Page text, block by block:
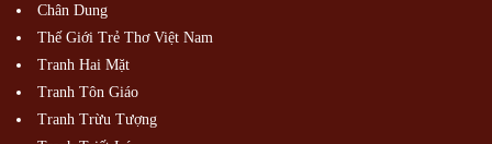
Chân Dung
Thế Giới Trẻ Thơ Việt Nam
Tranh Hai Mặt
Tranh Tôn Giáo
Tranh Trừu Tượng